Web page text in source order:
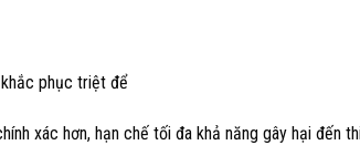
phục triệt để
xác hơn, hạn chế tối đa khả năng gây hại đến